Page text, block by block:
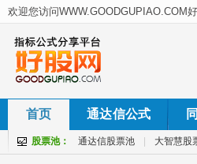
首页 通达信公式
股票池： 通达信股票池 大智慧股